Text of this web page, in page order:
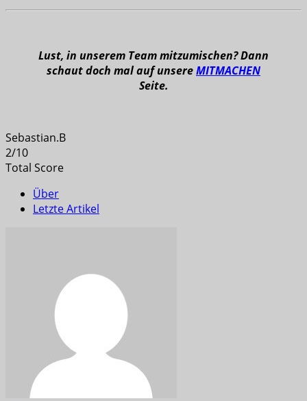
Lust, in unserem Team mitzumischen? Dann
schaut doch mal auf unsereMITMACHEN
Seite.
Sebastian.B
2/10
Total Score
Über
Letzte Artikel